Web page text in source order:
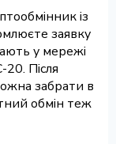
із
заявку
у мережі
Після
забрати в
обмін теж